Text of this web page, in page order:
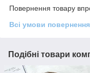
Повернення товару
Всі умови повернення
Подібні товари